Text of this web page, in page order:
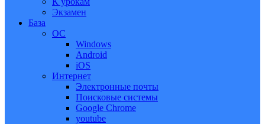
Экзамен
База
ОС
Windows
Android
iOS
Интернет
Электронные почты
Поисковые системы
Google Chrome
youtube